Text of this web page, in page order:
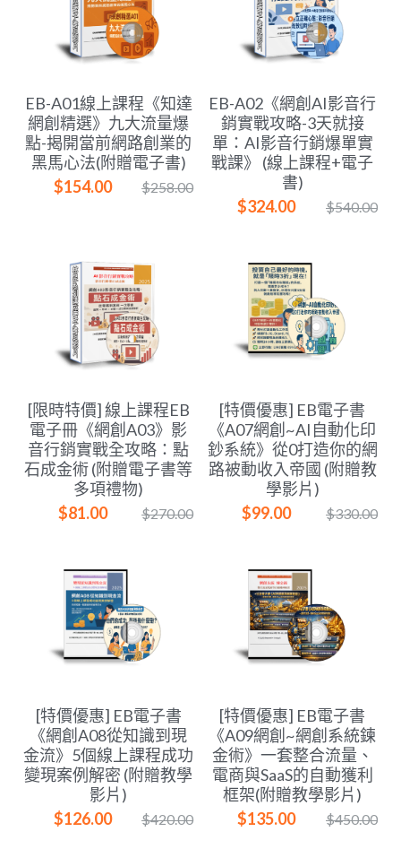
EB-A01線上課程《知達
網創精選》九大流量爆
點-揭開當前網路創業的
黑馬心法(附贈電子書)
$154.00
$258.00
EB-A02《網創AI影音行
銷實戰攻略-3天就接
單：AI影音行銷爆單實
戰課》 (線上課程+電子
書)
$324.00
$540.00
[限時特價] 線上課程EB
電子冊《網創A03》影
音行銷實戰全攻略：點
石成金術 (附贈電子書等
多項禮物)
$81.00
$270.00
[特價優惠] EB電子書
《A07網創~AI自動化印
鈔系統》從0打造你的網
路被動收入帝國 (附贈教
學影片)
$99.00
$330.00
[特價優惠] EB電子書
《網創A08從知識到現
金流》5個線上課程成功
變現案例解密 (附贈教學
影片)
$126.00
$420.00
[特價優惠] EB電子書
《A09網創~網創系統鍊
金術》一套整合流量、
電商與SaaS的自動獲利
框架(附贈教學影片)
$135.00
$450.00